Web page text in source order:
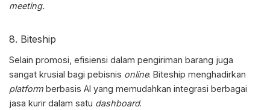
meeting.
8. Biteship
Selain promosi, efisiensi dalam pengiriman barang juga
sangat krusial bagi pebisnis online. Biteship menghadirkan
platform berbasis AI yang memudahkan integrasi berbagai
jasa kurir dalam satu dashboard.